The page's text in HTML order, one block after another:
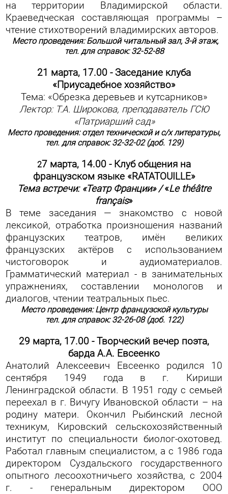
на территории Владимирской области.
Краеведческая составляющая программы –
чтение стихотворений владимирских авторов.
Место проведения: Большой читальный зал, 3-й этаж,
тел. для справок: 32-52-88
21 марта, 17.00 - Заседание клуба
«Приусадебное хозяйство»
Тема: «Обрезка деревьев и кутсарников»
Лектор: Т.А. Широкова, преподаватель ГСЮ
«Патриарший сад»
Место проведения: отдел технической и с/х литературы,
тел. для справок: 32-32-02 (доб. 129)
27 марта, 14.00 - Клуб общения на
французском языке «RATATOUILLE»
Тема встречи: «Театр Франции» /«Le théâtre
français»
В теме заседания — знакомство с новой
лексикой, отработка произношения названий
французских театров, имён великих
французских актёров с использованием
чистоговорок и аудиоматериалов.
Грамматический материал - в занимательных
упражнениях, составлении монологов и
диалогов, чтении театральных пьес.
Место проведения: Центр французской культуры
тел. для справок: 32-26-08 (доб. 122)
29 марта, 17.00 - Творческий вечер поэта,
барда А.А. Евсеенко
Анатолий Алексеевич Евсеенко родился 10
сентября 1949 года в г. Кириши
Ленинградской области. В 1951 году с семьей
переехал в г. Вичугу Ивановской области – на
родину матери. Окончил Рыбинский лесной
техникум, Кировский сельскохозяйственный
институт по специальности биолог-охотовед.
Работал главным специалистом, а с 1986 года
директором Суздальского государственного
опытного лесоохотничьего хозяйства, с 2004
г. - генеральным директором ООО